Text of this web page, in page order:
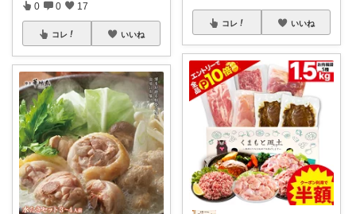
0 0 17
コレ いいね
コレ いいね